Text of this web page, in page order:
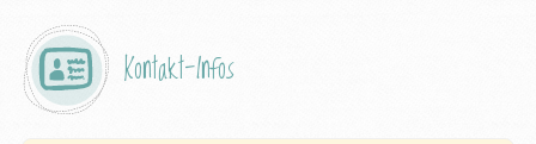
Kontakt-Infos